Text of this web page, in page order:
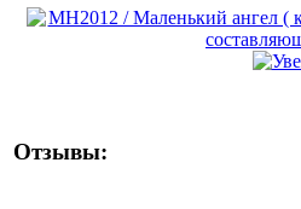
Отзывы: